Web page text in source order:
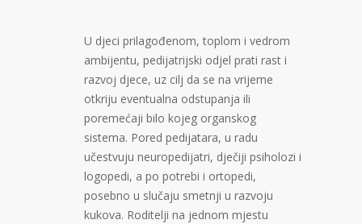
U djeci prilagođenom, toplom i vedrom
ambijentu, pedijatrijski odjel prati rast i
razvoj djece, uz cilj da se na vrijeme
otkriju eventualna odstupanja ili
poremećaji bilo kojeg organskog
sistema. Pored pedijatara, u radu
učestvuju neuropedijatri, dječiji psiholozi i
logopedi, a po potrebi i ortopedi,
posebno u slučaju smetnji u razvoju
kukova. Roditelji na jednom mjestu